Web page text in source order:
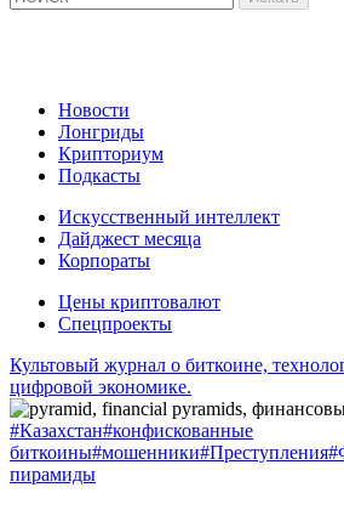
Новости
Лонгриды
Крипториум
Подкасты
Искусственный интеллект
Дайджест месяца
Корпораты
Цены криптовалют
Спецпроекты
Культовый журнал о биткоине,
цифровой экономике.
#Казахстан#конфискованные
биткоины#мошенники#Преступления
пирамиды